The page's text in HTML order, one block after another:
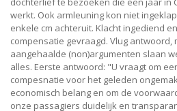
werkt. Ook armleuning kon niet
enkele cm achteruit. Klacht ingediend
compensatie gevraagd. Vlug antwoord,
aangehaalde (non)argumenten slaan
alles. Eerste antwoord: "U vraagt om
compesnatie voor het geleden
economisch belang en om de
onze passagiers duidelijk en